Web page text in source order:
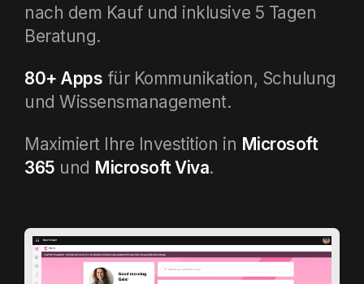
nach dem Kauf und inklusive 5 Tagen
Beratung.
80+ Apps für Kommunikation, Schulung
und Wissensmanagement.
Maximiert Ihre Investition in Microsoft
365 und Microsoft Viva.